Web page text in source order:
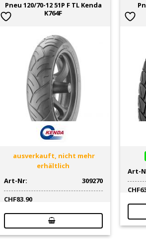
Pneu 120/70-12 51P F TL Kenda
K764F
ausverkauft, nicht mehr
erhältlich
Art-Nr:
309270
CHF83.90
Art-
CHF